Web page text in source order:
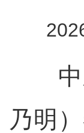
中新
乃明